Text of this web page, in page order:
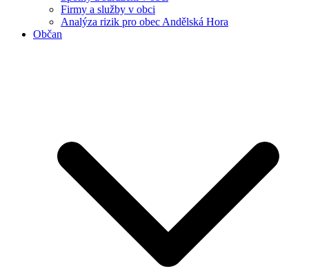
Firmy a služby v obci
Analýza rizik pro obec Andělská Hora
Občan